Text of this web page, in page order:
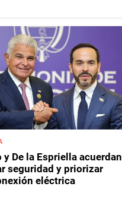
y De la Espriella acuerdan
seguridad y priorizar
eléctrica